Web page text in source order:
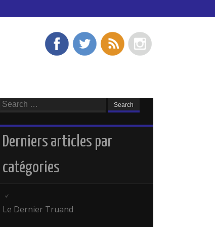
Search
for:
Derniers articles par
catégories
Le Dernier Truand